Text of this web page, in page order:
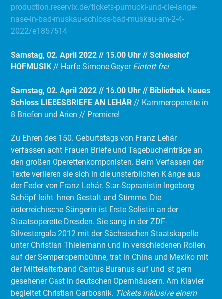
production.reservix.de/tickets-pumuckl-und-die-lange-
nase-in-bad-muskau-schloss-bad-muskau-am-2-4-
2022/e1857514
Samstag, 02. April 2022 // 15.00 Uhr // Schlosshof
HOFMUSIK// Harfe Simone Geyer Eintritt frei
Samstag, 02. April 2022 // 16.00 Uhr // Bibliothek Neues
Schloss LIEBESBRIEFE AN LEHÁR// Kammeroperette in
8 Briefen und Arien // Premiere!
Zu Ehren des 150. Geburtstags von Franz Lehár
verfassen acht Frauen Briefe und Tagebucheinträge an
den großen Operettenkomponisten. Beim Verfassen der
Texte verlieren sie sich in die unsterblichen Klänge aus
der Feder von Franz Lehár. Star-Sopranistin Ingeborg
Schöpf leiht ihnen Gestalt und Stimme. Die
österreichische Sängerin ist Erste Solistin an der
Staatsoperette Dresden. Sie sang in der ZDF-
Silvestergala 2012 mit der Sächsischen Staatskapelle
unter Christian Thielemann und in verschiedenen Rollen
auf der Semperopernbühne, trat in China und Mexiko mit
der Mittelalterband Cantus Buranus auf und ist gern
gesehener Gast in deutschen Opernhäusern. Am Klavier
begleitet Christian Garbosnik. Tickets inklusive einem